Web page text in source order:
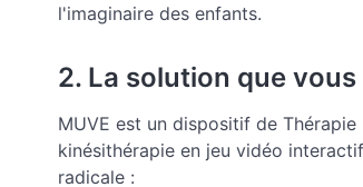
l'imaginaire des enfants.
2. La solution que
MUVE est un dispositif de
kinésithérapie en jeu vidéo
radicale :